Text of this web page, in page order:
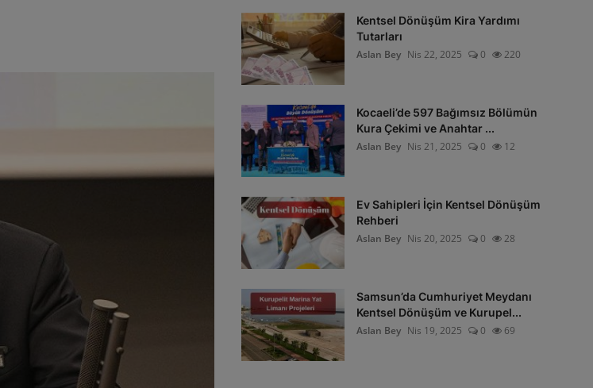
Kentsel Dönüşüm Kira Yardımı
Tutarları
Aslan Bey Nis 22, 2025 0 220
Kocaeli’de 597 Bağımsız Bölümün
Kura Çekimi ve Anahtar ...
Aslan Bey Nis 21, 2025 0 12
Ev Sahipleri İçin Kentsel Dönüşüm
Rehberi
Aslan Bey Nis 20, 2025 0 28
Samsun’da Cumhuriyet Meydanı
Kentsel Dönüşüm ve Kurupel...
Aslan Bey Nis 19, 2025 0 69